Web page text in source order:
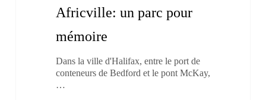
Africville: un parc pour
mémoire
Dans la ville d'Halifax, entre le port de
conteneurs de Bedford et le pont McKay,
…